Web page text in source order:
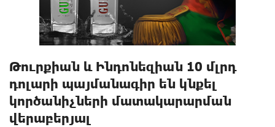
Թուրքիան և Ինդոնեզիան 10 մլրդ
դոլարի պայմանագիր են կնքել
կործանիչների մատակարարման
վերաբերյալ